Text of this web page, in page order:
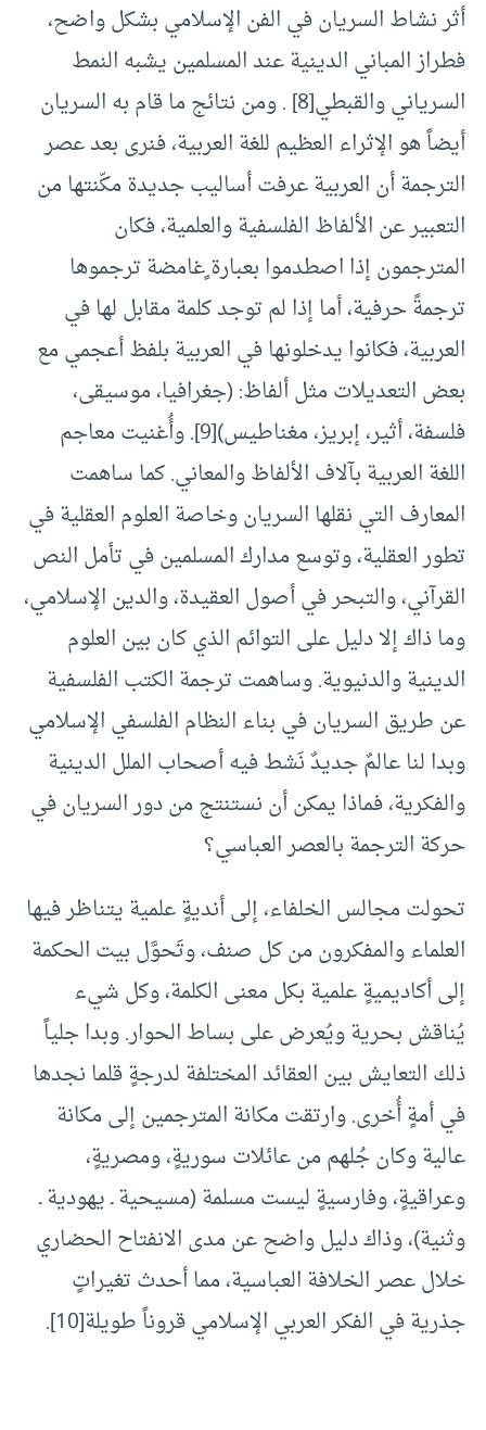
أثر نشاط السريان في الفن الإسلامي بشكل واضح،
فطراز المباني الدينية عند المسلمين يشبه النمط
السرياني والقبطي[8]
. ومن نتائج ما قام به السريان
أيضاً هو الإثراء العظيم للغة العربية، فنرى بعد عصر
الترجمة أن العربية عرفت أساليب جديدة مكّنتها من
التعبير عن الألفاظ الفلسفية والعلمية، فكان
المترجمون إذا اصطدموا بعبارة ٍغامضة ترجموها
ترجمةً حرفية، أما إذا لم توجد كلمة مقابل لها في
العربية، فكانوا يدخلونها في العربية بلفظ أعجمي مع
بعض التعديلات مثل ألفاظ: (جغرافيا، موسيقى،
فلسفة، أثير، إبريز، مغناطيس)[9] . وأُغنيت معاجم
اللغة العربية بآلاف الألفاظ والمعاني. كما ساهمت
المعارف التي نقلها السريان وخاصة العلوم العقلية في
تطور العقلية، وتوسع مدارك المسلمين في تأمل النص
القرآني، والتبحر في أصول العقيدة، والدين الإسلامي،
وما ذاك إلا دليل على التوائم الذي كان بين العلوم
الدينية والدنيوية. وساهمت ترجمة الكتب الفلسفية
عن طريق السريان في بناء النظام الفلسفي الإسلامي
وبدا لنا عالمٌ جديدٌ نَشط فيه أصحاب الملل الدينية
والفكرية، فماذا يمكن أن نستنتج من دور السريان في
حركة الترجمة بالعصر العباسي؟
تحولت مجالس الخلفاء، إلى أنديةٍ علمية يتناظر فيها
العلماء والمفكرون من كل صنف، وتَحوَّل بيت الحكمة
إلى أكاديميةٍ علمية بكل معنى الكلمة، وكل شيء
يُناقش بحرية ويُعرض على بساط الحوار. وبدا جلياً
ذلك التعايش بين العقائد المختلفة لدرجةٍ قلما نجدها
في أمةٍ أُخرى. وارتقت مكانة المترجمين إلى مكانة
عالية وكان جُلهم من عائلات سوريةٍ، ومصريةٍ،
وعراقيةٍ، وفارسيةٍ ليست مسلمة (مسيحية ـ يهودية ـ
وثنية)، وذاك دليل واضح عن مدى الانفتاح الحضاري
خلال عصر الخلافة العباسية، مما أحدث تغيراتٍ
جذرية في الفكر العربي الإسلامي قروناً طويلة[10]
.